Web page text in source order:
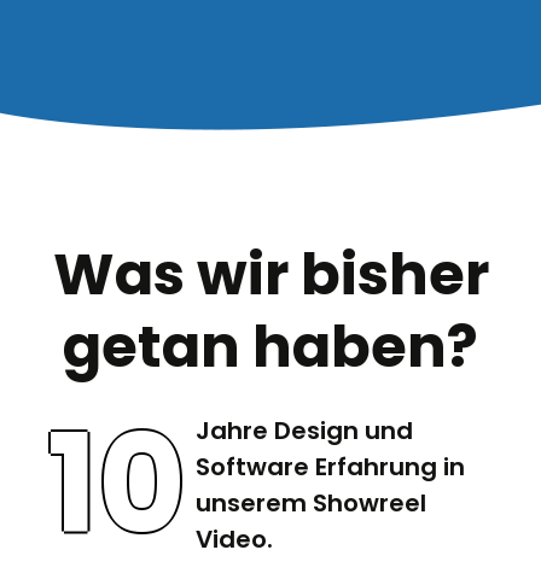
Was wir bisher
getan haben?
10 Jahre Design und
Software Erfahrung in
unserem Showreel
Video.